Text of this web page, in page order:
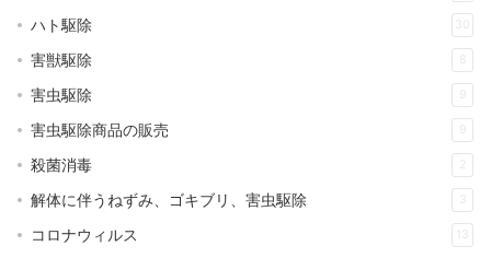
ハト駆除 30
害獣駆除 8
害虫駆除 9
害虫駆除商品の販売 9
殺菌消毒 2
解体に伴うねずみ、ゴキブリ、害虫駆除 3
コロナウィルス 13